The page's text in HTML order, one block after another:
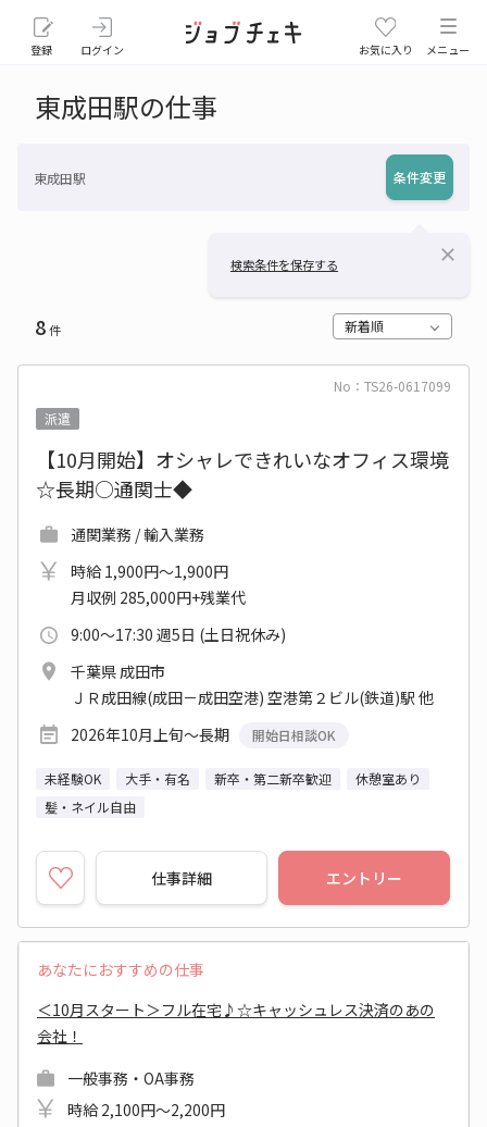
登録 ログイン お気に入り メニュー
東成田駅の仕事
東成田駅 条件変更
検索条件を保存する close
8件 新着順
No：TS26-0617099
派遣
【10月開始】オシャレできれいなオフィス環境
☆長期○通関士◆
通関業務 / 輸入業務
時給 1,900円～1,900円
月収例 285,000円+残業代
9:00～17:30 週5日 (土日祝休み)
千葉県 成田市
ＪＲ成田線(成田－成田空港) 空港第２ビル(鉄道)駅 他
2026年10月上旬～長期
開始日相談OK
未経験OK 大手・有名 新卒・第二新卒歓迎
休憩室あり
髪・ネイル自由
仕事詳細 エントリー
あなたにおすすめの仕事
＜10月スタート＞フル在宅♪☆キャッシュレス決済のあの
会社！
一般事務・OA事務
時給 2,100円～2,200円